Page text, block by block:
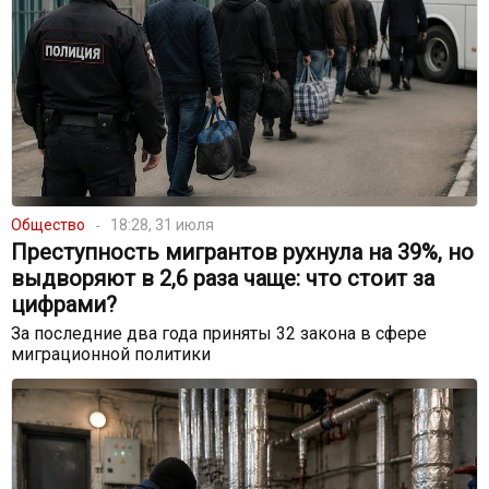
Общество 18:28, 31 июля
Преступность мигрантов рухнула на 39%, но
выдворяют в 2,6 раза чаще: что стоит за
цифрами?
За последние два года приняты 32 закона в сфере
миграционной политики